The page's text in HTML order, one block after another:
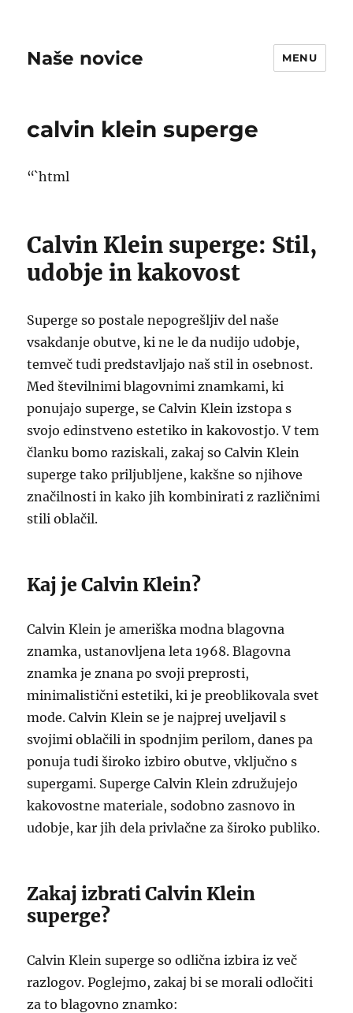
Naše novice MENU
calvin klein superge
“`html
Calvin Klein superge: Stil,
udobje in kakovost
Superge so postale nepogrešljiv del naše
vsakdanje obutve, ki ne le da nudijo udobje,
temveč tudi predstavljajo naš stil in osebnost.
Med številnimi blagovnimi znamkami, ki
ponujajo superge, se Calvin Klein izstopa s
svojo edinstveno estetiko in kakovostjo. V tem
članku bomo raziskali, zakaj so Calvin Klein
superge tako priljubljene, kakšne so njihove
značilnosti in kako jih kombinirati z različnimi
stili oblačil.
Kaj je Calvin Klein?
Calvin Klein je ameriška modna blagovna
znamka, ustanovljena leta 1968. Blagovna
znamka je znana po svoji preprosti,
minimalistični estetiki, ki je preoblikovala svet
mode. Calvin Klein se je najprej uveljavil s
svojimi oblačili in spodnjim perilom, danes pa
ponuja tudi široko izbiro obutve, vključno s
supergami. Superge Calvin Klein združujejo
kakovostne materiale, sodobno zasnovo in
udobje, kar jih dela privlačne za široko publiko.
Zakaj izbrati Calvin Klein
superge?
Calvin Klein superge so odlična izbira iz več
razlogov. Poglejmo, zakaj bi se morali odločiti
za to blagovno znamko: